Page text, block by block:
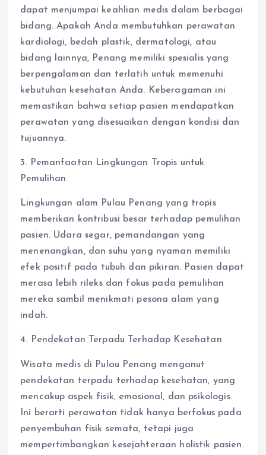
dapat menjumpai keahlian medis dalam berbagai
bidang. Apakah Anda membutuhkan perawatan
kardiologi, bedah plastik, dermatologi, atau
bidang lainnya, Penang memiliki spesialis yang
berpengalaman dan terlatih untuk memenuhi
kebutuhan kesehatan Anda. Keberagaman ini
memastikan bahwa setiap pasien mendapatkan
perawatan yang disesuaikan dengan kondisi dan
tujuannya.
3. Pemanfaatan Lingkungan Tropis untuk
Pemulihan
Lingkungan alam Pulau Penang yang tropis
memberikan kontribusi besar terhadap pemulihan
pasien. Udara segar, pemandangan yang
menenangkan, dan suhu yang nyaman memiliki
efek positif pada tubuh dan pikiran. Pasien dapat
merasa lebih rileks dan fokus pada pemulihan
mereka sambil menikmati pesona alam yang
indah.
4. Pendekatan Terpadu Terhadap Kesehatan
Wisata medis di Pulau Penang menganut
pendekatan terpadu terhadap kesehatan, yang
mencakup aspek fisik, emosional, dan psikologis.
Ini berarti perawatan tidak hanya berfokus pada
penyembuhan fisik semata, tetapi juga
mempertimbangkan kesejahteraan holistik pasien.